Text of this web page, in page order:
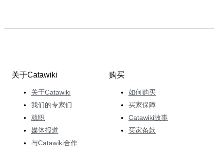
关于Catawiki
关于Catawiki
我们的专家们
就职
媒体报道
与Catawiki合作
购买
如何购买
买家保障
Catawiki故事
买家条款